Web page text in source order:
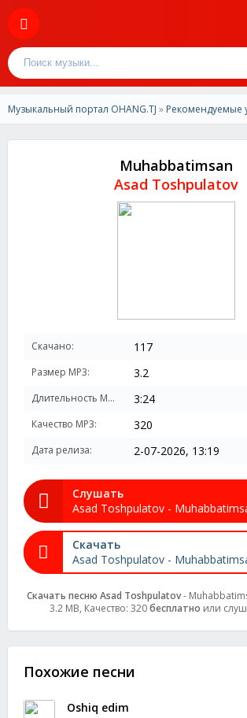
Музыкальный портал OHANG.TJ » Рекомендуемые
Muhabbatimsan
Asad Toshpulatov
Скачано: 117
Размер MP3: 3.2
Длительность MP3: 3:24
Качество MP3: 320
Дата релиза: 2-07-2026, 13:19
Слушать
Asad Toshpulatov -
Скачать
Asad Toshpulatov -
Скачать песню Asad Toshpulatov-
3.2 MB, Качество: 320бесплатно или
Похожие песни
Oshiq edim